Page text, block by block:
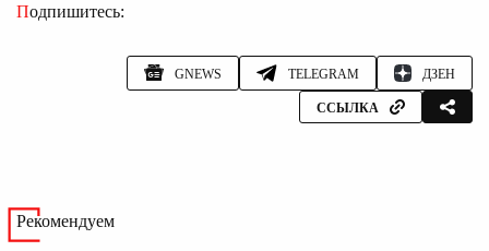
Подпишитесь:
GNEWS TELEGRAM ДЗЕН
ССЫЛКА
Рекомендуем